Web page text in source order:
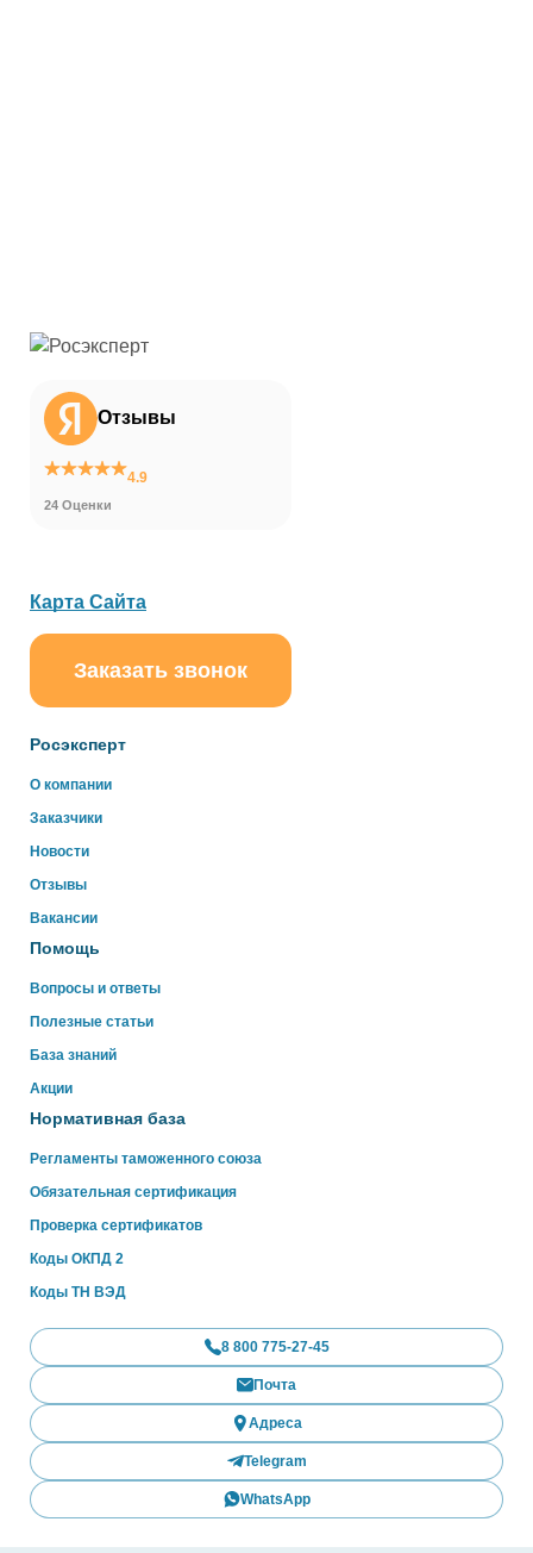
Отзывы
4.9
24 Оценки
Росэксперт
О компании
Заказчики
Новости
Отзывы
Вакансии
Помощь
Вопросы и ответы
Полезные статьи
База знаний
Акции
Нормативная база
Регламенты таможенного союза
Обязательная сертификация
Проверка сертификатов
Коды ОКПД 2
Коды ТН ВЭД
Карта Сайта
Заказать звонок
8 800 775-27-45
Почта
Адреса
Telegram
WhatsApp